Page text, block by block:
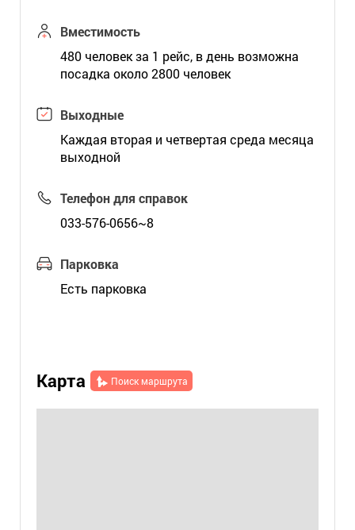
Вместимость
480 человек за 1 рейс, в день возможна
посадка около 2800 человек
Выходные
Каждая вторая и четвертая среда месяца
выходной
Телефон для справок
033-576-0656~8
Парковка
Есть парковка
Карта Поиск маршрута